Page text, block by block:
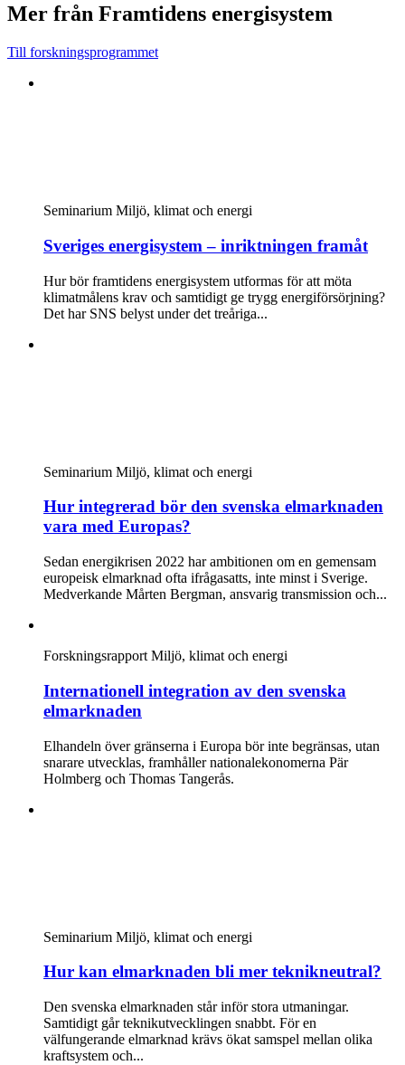
Mer från Framtidens energisystem
Till forskningsprogrammet
Seminarium Miljö, klimat och energi
Sveriges energisystem – inriktningen framåt
Hur bör framtidens energisystem utformas för att möta
klimatmålens krav och samtidigt ge trygg energiförsörjning?
Det har SNS belyst under det treåriga...
Seminarium Miljö, klimat och energi
Hur integrerad bör den svenska elmarknaden
vara med Europas?
Sedan energikrisen 2022 har ambitionen om en gemensam
europeisk elmarknad ofta ifrågasatts, inte minst i Sverige.
Medverkande Mårten Bergman, ansvarig transmission och...
Forskningsrapport Miljö, klimat och energi
Internationell integration av den svenska
elmarknaden
Elhandeln över gränserna i Europa bör inte begränsas, utan
snarare utvecklas, framhåller nationalekonomerna Pär
Holmberg och Thomas Tangerås.
Seminarium Miljö, klimat och energi
Hur kan elmarknaden bli mer teknikneutral?
Den svenska elmarknaden står inför stora utmaningar.
Samtidigt går teknikutvecklingen snabbt. För en
välfungerande elmarknad krävs ökat samspel mellan olika
kraftsystem och...